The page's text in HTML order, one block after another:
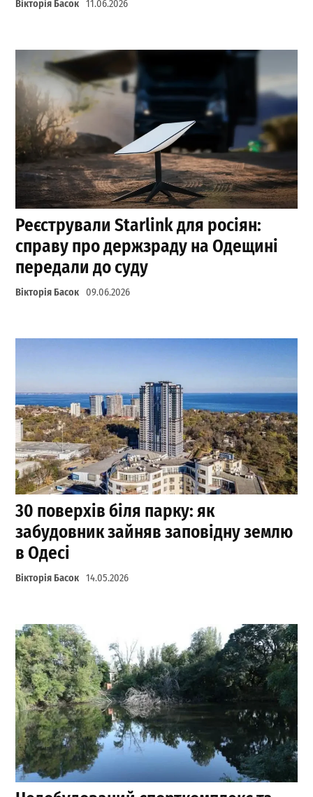
Вікторія Басок 11.06.2026
Реєстрували Starlink для росіян:
справу про держзраду на Одещині
передали до суду
Вікторія Басок 09.06.2026
30 поверхів біля парку: як
забудовник зайняв заповідну землю
в Одесі
Вікторія Басок 14.05.2026